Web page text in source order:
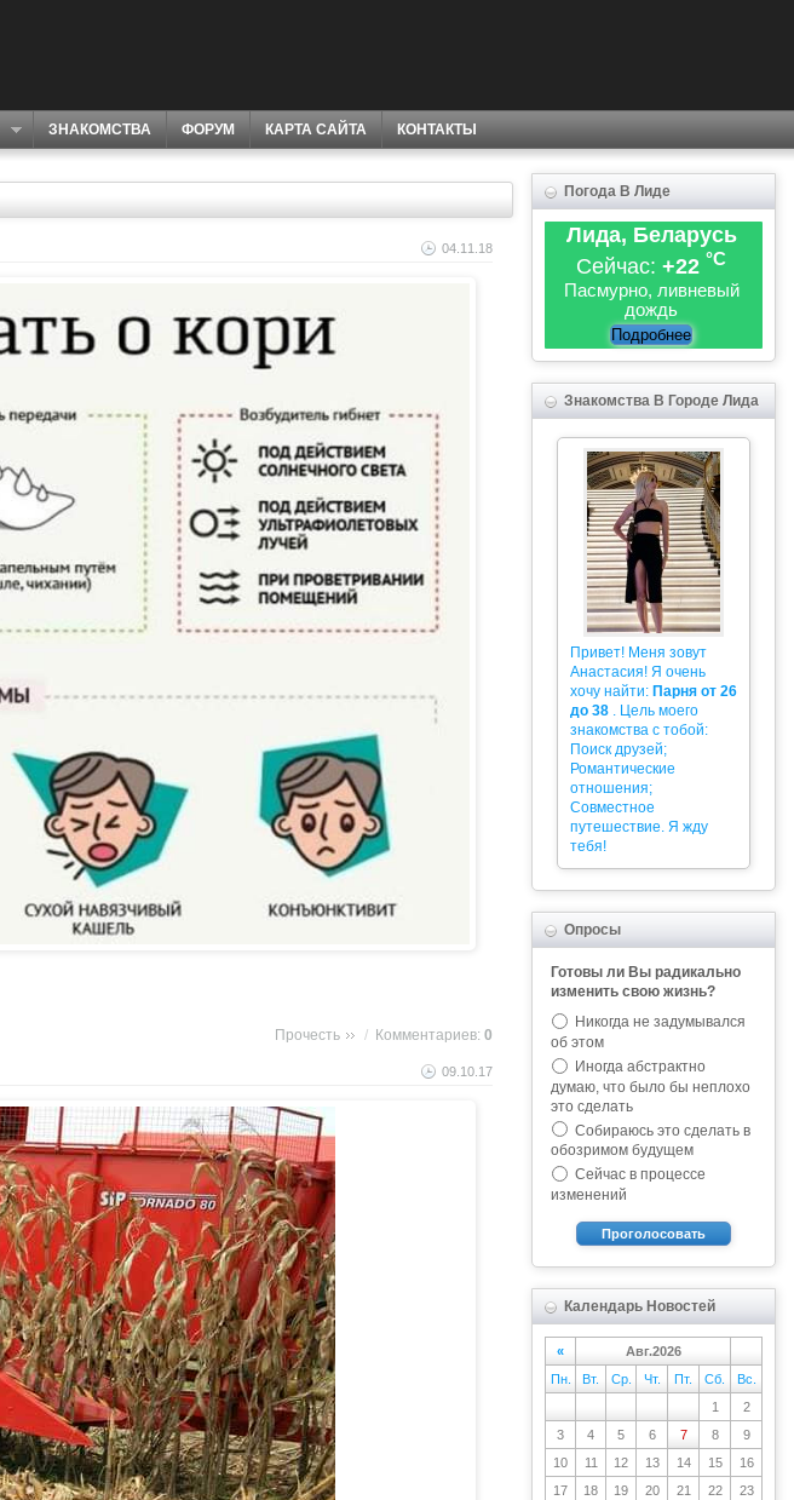
ЗНАКОМСТВА ФОРУМ КАРТА САЙТА КОНТАКТЫ
04.11.18
Прочесть / Комментариев: 0
09.10.17
Погода В Лиде
Лида, Беларусь
Сейчас: +22 °C
Пасмурно, ливневый
дождь
Подробнее
Знакомства В Городе Лида
Привет! Меня зовут
Анастасия! Я очень
хочу найти: Парня от 26
до 38 . Цель моего
знакомства с тобой:
Поиск друзей;
Романтические
отношения;
Совместное
путешествие. Я жду
тебя!
Опросы
Готовы ли Вы радикально
изменить свою жизнь?
Никогда не задумывался
об этом
Иногда абстрактно
думаю, что было бы неплохо
это сделать
Собираюсь это сделать в
обозримом будущем
Сейчас в процессе
изменений
Проголосовать
Календарь Новостей
«
Авг.2026
Пн.
Вт. Ср. Чт. Пт. Сб.
Вс.
1
2
3
4 5 6 7 8
9
10
11 12 13 14 15
16
17
18 19 20 21 22
23